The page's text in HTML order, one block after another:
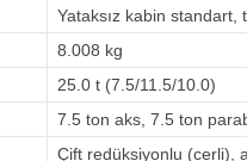
Yataksız kabin standart,
8.008 kg
25.0 t (7.5/11.5/10.0)
7.5 ton aks, 7.5 ton
Çift redüksiyonlu (cerli),